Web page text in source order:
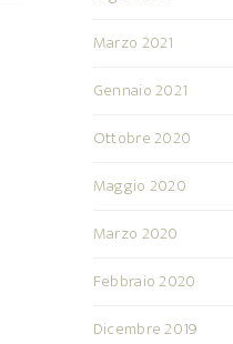
Marzo 2021
Gennaio 2021
Ottobre 2020
Maggio 2020
Marzo 2020
Febbraio 2020
Dicembre 2019